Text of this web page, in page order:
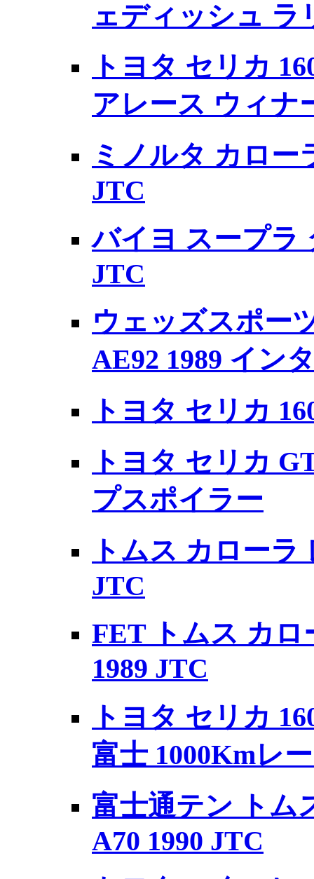
ェディッシュ ラ
トヨタ セリカ
アレース ウィナ
ミノルタ カロー
JTC
バイヨ スープラ
JTC
ウェッズスポー
AE92 1989 イン
トヨタ セリカ
トヨタ セリカ
プスポイラー
トムス カローラ
JTC
FET トムス カロ
1989 JTC
トヨタ セリカ
富士 1000Kmレ
富士通テン トム
A70 1990 JTC